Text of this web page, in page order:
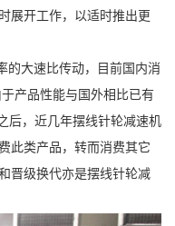
展开工作，以适时推出更
的大速比传动，目前国内消
产品性能与国外相比已有
后，近几年摆线针轮减速机
此类产品，转而消费其它
晋级换代亦是摆线针轮减